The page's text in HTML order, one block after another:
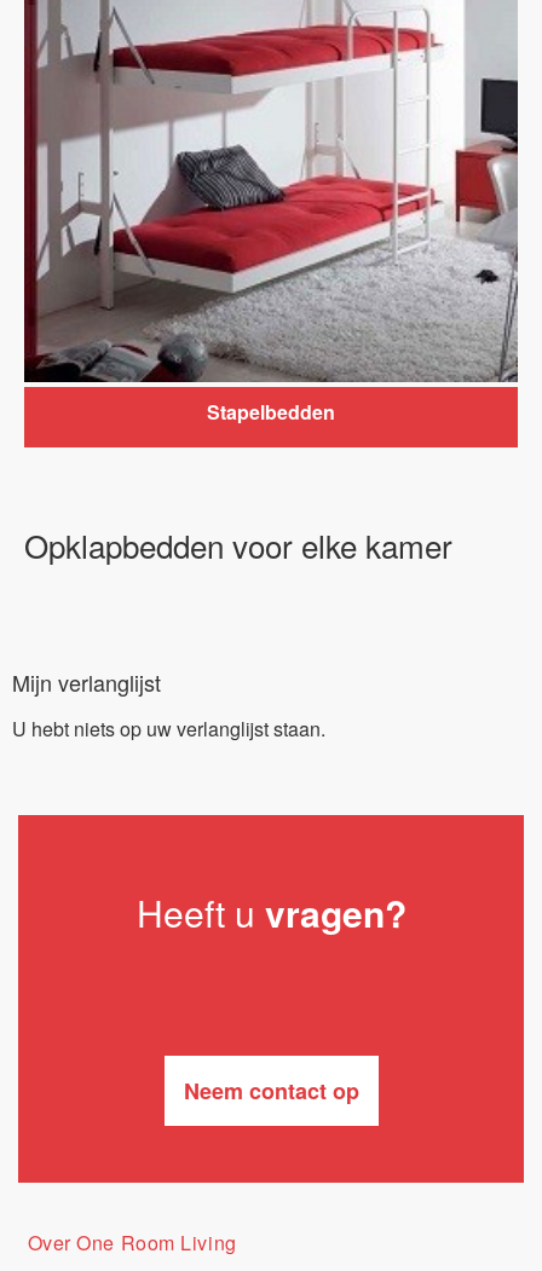
Stapelbedden
Opklapbedden voor elke kamer
Mijn verlanglijst
U hebt niets op uw verlanglijst staan.
Heeft u vragen?
Neem contact op
Over One Room Living